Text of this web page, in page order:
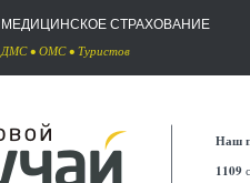
МЕДИЦИНСКОЕ СТРАХОВАНИЕ
ДМС• ОМС• Туристов
Наш
1109